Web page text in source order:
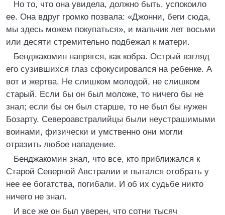
Но то, что она увидела, должно быть, успокоило
ее. Она вдруг громко позвала: «Джонни, беги сюда,
мы здесь можем покупаться», и мальчик лет восьми
или десяти стремительно подбежал к матери.
Бенджакомин напрягся, как кобра. Острый взгляд
его сузившихся глаз сфокусировался на ребенке. А
вот и жертва. Не слишком молодой, не слишком
старый. Если бы он был моложе, то ничего бы не
знал; если бы он был старше, то не был бы нужен
Бозарту. Североавстралийцы были неустрашимыми
воинами, физически и умственно они могли
отразить любое нападение.
Бенджакомин знал, что все, кто приближался к
Старой Северной Австралии и пытался отобрать у
нее ее богатства, погибали. И об их судьбе никто
ничего не знал.
И все же он был уверен, что сотни тысяч